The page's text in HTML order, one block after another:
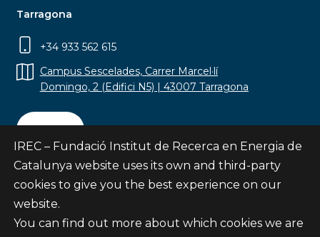
Tarragona
+34 933 562 615
Campus Sescelades, Carrer Marcel·lí
Domingo, 2 (Edifici N5) | 43007 Tarragona
Contact
Subscribe
IREC – Fundació Institut de Recerca en Energia de
Catalunya website uses its own and third-party
cookies to give you the best experience on our
website.
You can find out more about which cookies we are